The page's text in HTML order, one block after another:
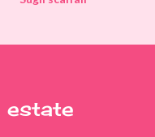
estate